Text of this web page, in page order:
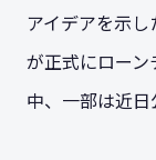
アイデアを示
が正式にロー
中、一部は近日